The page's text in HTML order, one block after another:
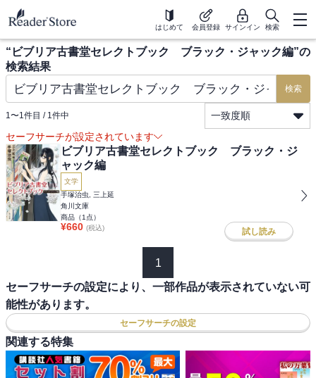
はじめて 会員登録 サインイン 検索
“ ビブリア古書堂セレクトブック ブラック・ジャック編”の
検索結果
検索
1〜1件目 / 1件中
一致度順
セーフサーチが設定されています
ビブリア古書堂セレクトブック ブラック・ジ
ャック編
文学
手塚治虫, 三上延
角川文庫
商品（1 点）
¥660 (税込) 試し読み
1
セーフサーチの設定により、一部作品が表示されていない可
能性があります。
セーフサーチの設定
関連する特集